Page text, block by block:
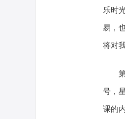
乐时
易，
将对
号，
课的